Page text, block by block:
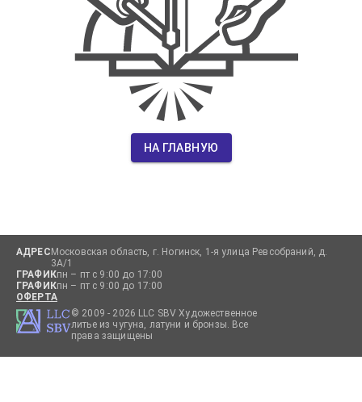
НА ГЛАВНУЮ
© 2009 - 2026 LLC SBV Художественное
литье из чугуна, латуни и бронзы. Все
права защищены
АДРЕС Московская область, г. Ногинск, 1-я улица Ревсобраний, д.
3А/1
ГРАФИКпн – пт с 9:00 до 17:00
ГРАФИКпн – пт с 9:00 до 17:00
ОФЕРТА